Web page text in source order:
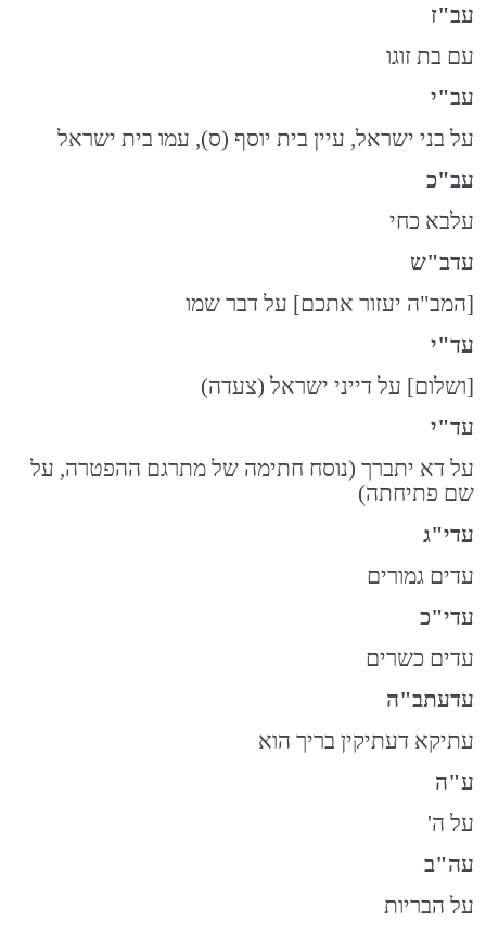
עב"ז
עם בת זוגו
עב"י
על בני ישראל, עיין בית יוסף (ס), עמו בית ישראל
עב"כ
עלבא כחי
עדב"ש
[המב"ה יעזור אתכם] על דבר שמו
עד"י
[ושלום] על דייני ישראל (צעדה)
עד"י
על דא יתברך (נוסח חתימה של מתרגם ההפטרה, על
שם פתיחתה)
עדי"ג
עדים גמורים
עדי"כ
עדים כשרים
עדעתב"ה
עתיקא דעתיקין בריך הוא
ע"ה
על ה'
עה"ב
על הבריות